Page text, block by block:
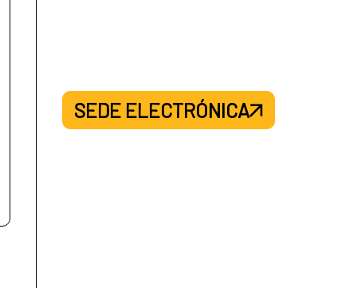
SEDE ELECTRÓNICA